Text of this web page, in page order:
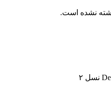
نشده است.